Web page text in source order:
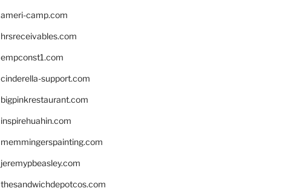
ameri-camp.com
hrsreceivables.com
empconst1.com
cinderella-support.com
bigpinkrestaurant.com
inspirehuahin.com
memmingerspainting.com
jeremypbeasley.com
thesandwichdepotcos.com